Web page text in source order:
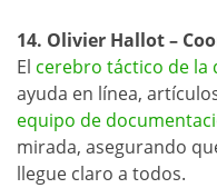
14. Olivier Hallot –
El cerebro táctico de la
ayuda en línea,
equipo de
mirada, asegurando
llegue claro a todos.